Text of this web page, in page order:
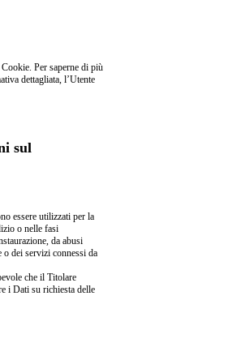
Per saperne di più
dettagliata, l’Utente
sul
essere utilizzati per la
o nelle fasi
da abusi
o dei servizi connessi da
che il Titolare
i Dati su richiesta delle